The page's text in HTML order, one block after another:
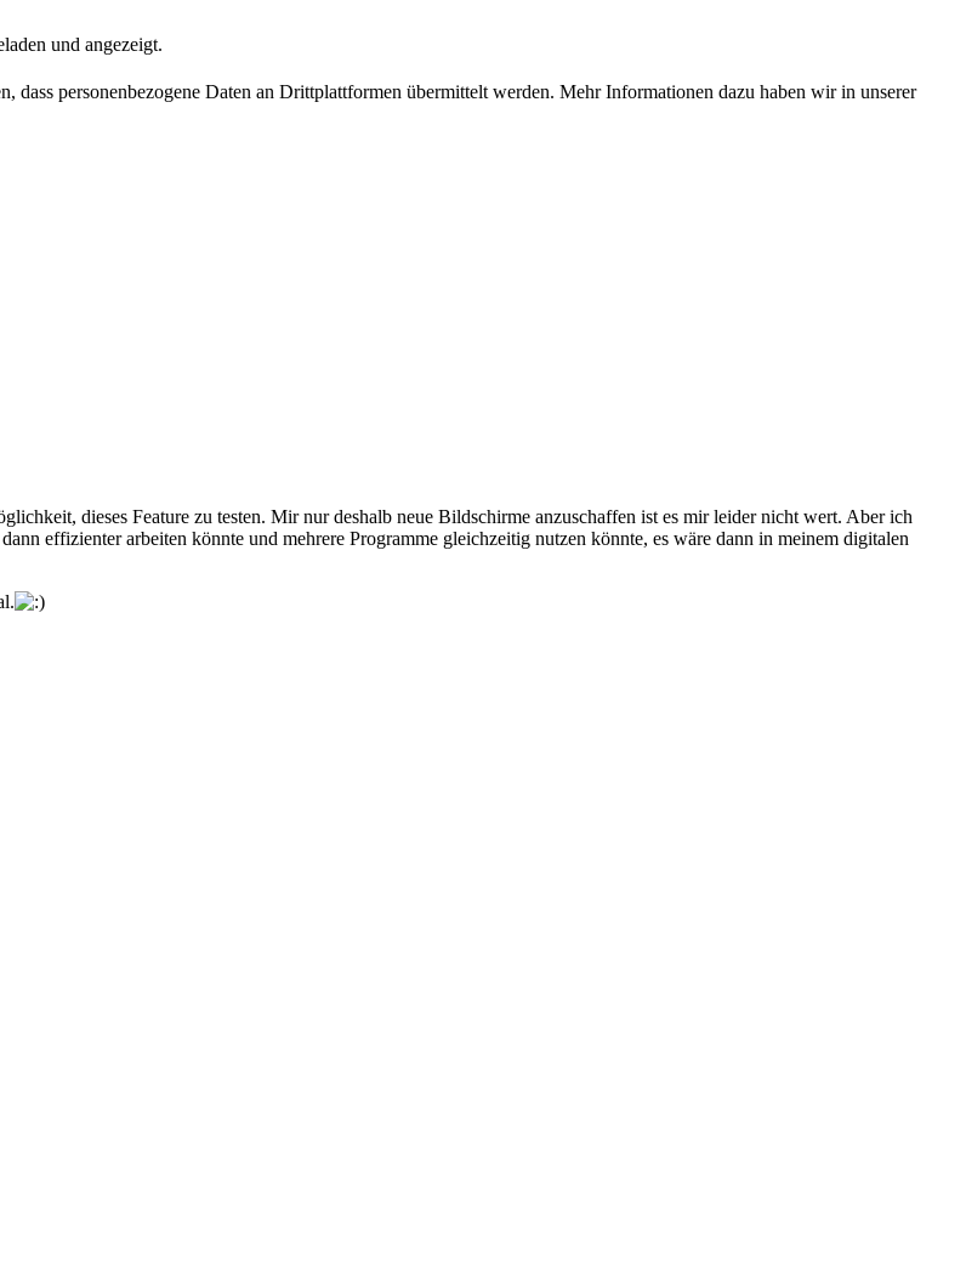
und angezeigt.
dass personenbezogene Daten an Drittplattformen übermittelt werden. Mehr Informationen dazu haben wir in unserer
dieses Feature zu testen. Mir nur deshalb neue Bildschirme anzuschaffen ist es mir leider nicht wert. Aber ich
effizienter arbeiten könnte und mehrere Programme gleichzeitig nutzen könnte, es wäre dann in meinem digitalen